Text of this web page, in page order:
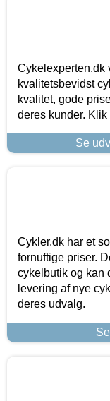
Cykelexperten.dk
kvalitetsbevidst
kvalitet, gode
deres kunder.
Se
Cykler.dk har et
fornuftige priser.
cykelbutik og kan
levering af nye
deres udvalg.